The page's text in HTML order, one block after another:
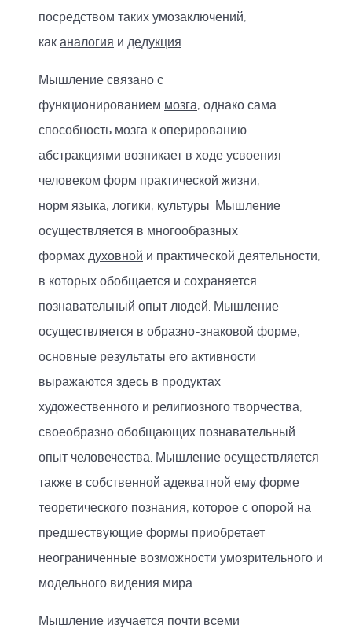
посредством таких умозаключений,
как аналогия и дедукция.
Мышление связано с
функционированием мозга, однако сама
способность мозга к оперированию
абстракциями возникает в ходе усвоения
человеком форм практической жизни,
норм языка, логики, культуры. Мышление
осуществляется в многообразных
формах духовной и практической деятельности,
в которых обобщается и сохраняется
познавательный опыт людей. Мышление
осуществляется в образно-знаковой форме,
основные результаты его активности
выражаются здесь в продуктах
художественного и религиозного творчества,
своеобразно обобщающих познавательный
опыт человечества. Мышление осуществляется
также в собственной адекватной ему форме
теоретического познания, которое с опорой на
предшествующие формы приобретает
неограниченные возможности умозрительного и
модельного видения мира.
Мышление изучается почти всеми